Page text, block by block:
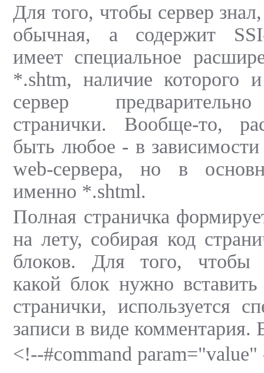
Для того, чтобы сервер
обычная, а содержит
имеет специальное
*.shtm, наличие которого
сервер
странички. Вообще-то,
быть любое - в
web-сервера, но в
именно *.shtml.
Полная страничка
на лету, собирая код
блоков. Для того, чтобы
какой блок нужно
странички, используется
записи в виде комментария.
<!--#command param="value"